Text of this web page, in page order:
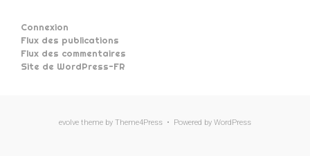
Connexion
Flux des publications
Flux des commentaires
Site de WordPress-FR
evolve theme by Theme4Press • Powered by WordPress